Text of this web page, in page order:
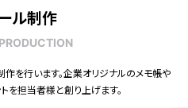
ル制作
を行います。企業オリジナルのメモ帳や
を担当者様と創り上げます。